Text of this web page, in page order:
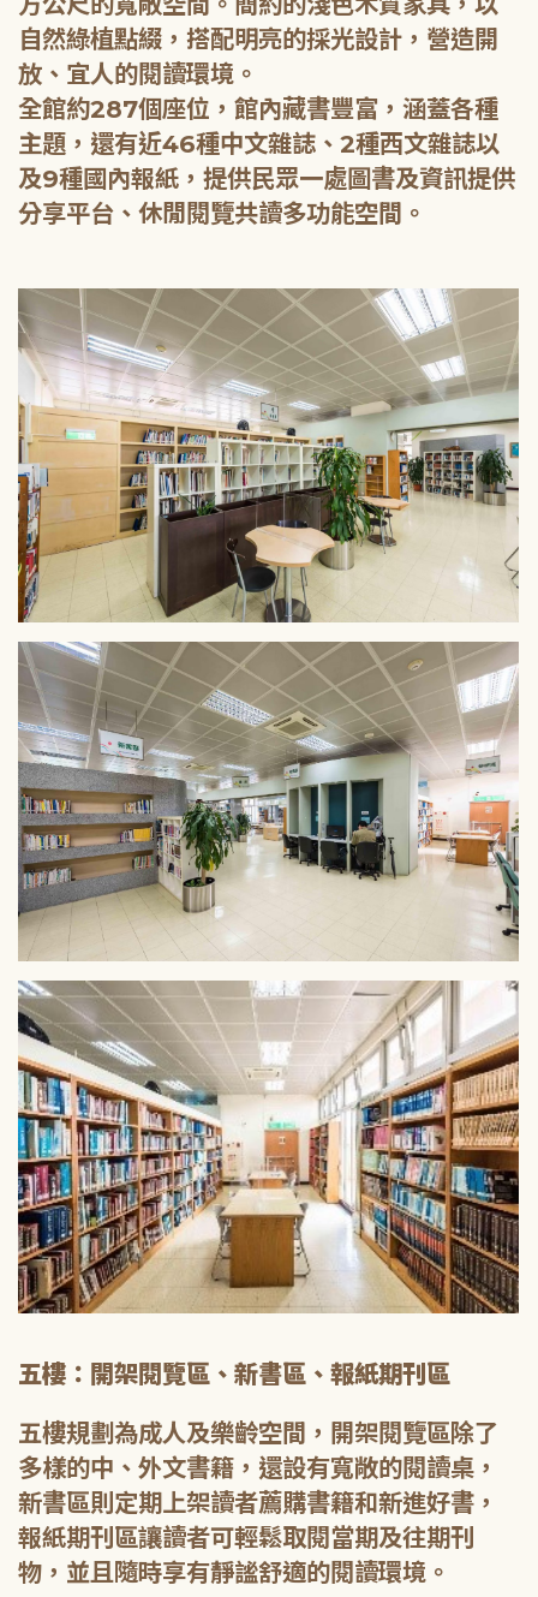
自然綠植點綴，搭配明亮的採光設計，營造開
放、宜人的閱讀環境。
全館約287個座位，館內藏書豐富，涵蓋各種
主題，還有近46種中文雜誌、2種西文雜誌以
及9種國內報紙，提供民眾一處圖書及資訊提供
五樓：開架閱覽區、新書區、報紙期刊區
五樓規劃為成人及樂齡空間，開架閱覽區除了
多樣的中、外文書籍，還設有寬敞的閱讀桌，
新書區則定期上架讀者薦購書籍和新進好書，
報紙期刊區讓讀者可輕鬆取閱當期及往期刊
物，並且隨時享有靜謐舒適的閱讀環境。